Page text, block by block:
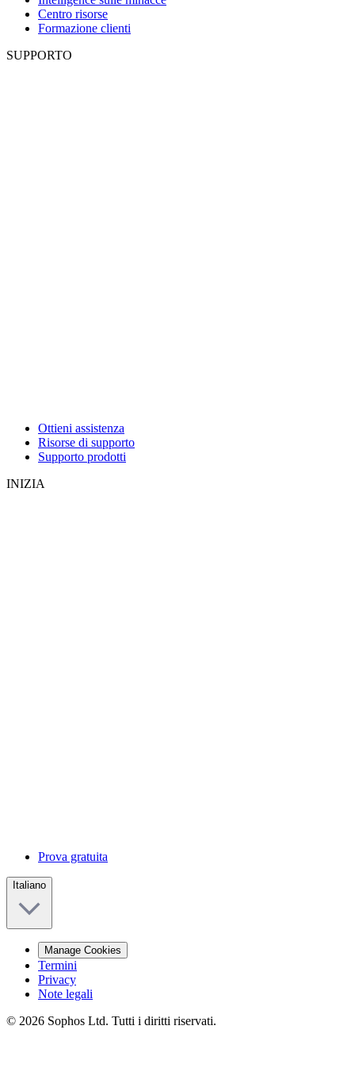
Centro risorse
Formazione clienti
SUPPORTO
Ottieni assistenza
Risorse di supporto
Supporto prodotti
INIZIA
Prova gratuita
Italiano
Manage Cookies
Termini
Privacy
Note legali
© 2026 Sophos Ltd. Tutti i diritti riservati.